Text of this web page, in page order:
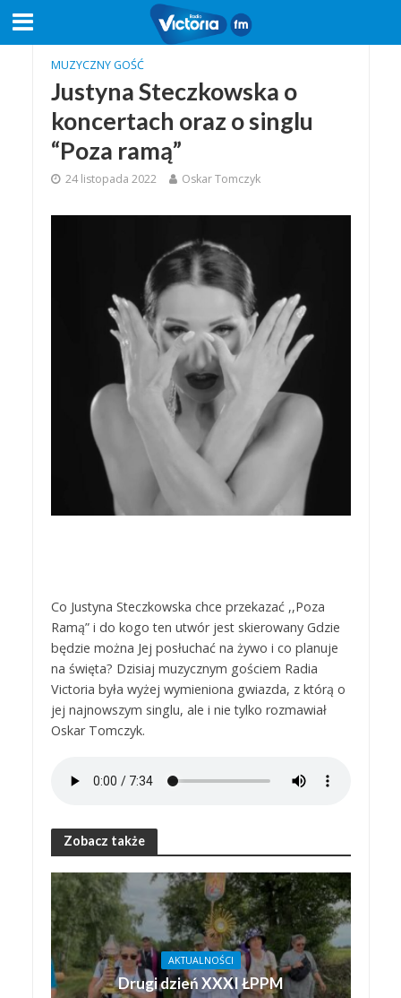
MUZYCZNY GOŚĆ
Justyna Steczkowska o
koncertach oraz o singlu
“Poza ramą”
24 listopada 2022 Oskar Tomczyk
Co Justyna Steczkowska chce przekazać ,,Poza
Ramą” i do kogo ten utwór jest skierowany Gdzie
będzie można Jej posłuchać na żywo i co planuje
na święta? Dzisiaj muzycznym gościem Radia
Victoria była wyżej wymieniona gwiazda, z którą o
jej najnowszym singlu, ale i nie tylko rozmawiał
Oskar Tomczyk.
Zobacz także
AKTUALNOŚCI
Drugi dzień XXXI ŁPPM